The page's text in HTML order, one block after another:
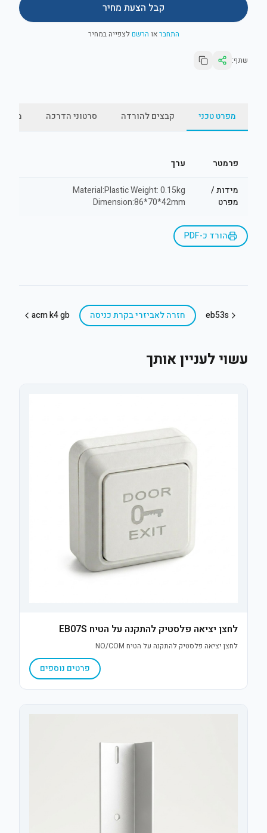
קבל הצעת מחיר
התחבראו הרשםלצפייה במחיר
שתף:
מפרט טכני קבצים להורדה סרטוני הדרכה
פרמטר ערך
מידות /
מפרט
Material:Plastic Weight: 0.15kg
Dimension:86*70*42mm
הורד כ-PDF
eb53s חזרה לאביזרי בקרת כניסה acm k4 gb
עשוי לעניין אותך
לחצן יציאה פלסטיק להתקנה על הטיח EB07S
לחצן יציאה פלסטיק להתקנה על הטיח NO/COM
פרטים נוספים